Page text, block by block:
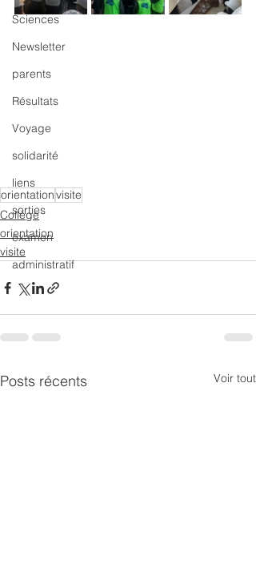
Sciences
Newsletter
parents
Résultats
Voyage
solidarité
liens
sorties
examen
administratif
orientationvisite
Collège
orientation
visite
Posts récents Voir tout